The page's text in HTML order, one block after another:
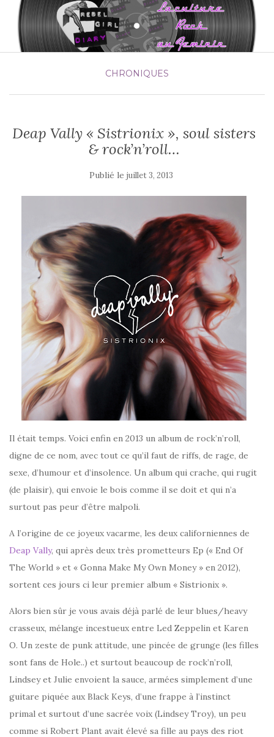
CHRONIQUES
Deap Vally « Sistrionix », soul sisters
& rock’n’roll…
Publié le juillet 3, 2013
Il était temps. Voici enfin en 2013 un album de rock’n’roll,
digne de ce nom, avec tout ce qu’il faut de riffs, de rage, de
sexe, d’humour et d’insolence. Un album qui crache, qui rugit
(de plaisir), qui envoie le bois comme il se doit et qui n’a
surtout pas peur d’être malpoli.
A l’origine de ce joyeux vacarme, les deux californiennes de
Deap Vally, qui après deux très prometteurs Ep (« End Of
The World » et « Gonna Make My Own Money » en 2012),
sortent ces jours ci leur premier album « Sistrionix ».
Alors bien sûr je vous avais déjà parlé de leur blues/heavy
crasseux, mélange incestueux entre Led Zeppelin et Karen
O. Un zeste de punk attitude, une pincée de grunge (les filles
sont fans de Hole..) et surtout beaucoup de rock’n’roll,
Lindsey et Julie envoient la sauce, armées simplement d’une
guitare piquée aux Black Keys, d’une frappe à l’instinct
primal et surtout d’une sacrée voix (Lindsey Troy), un peu
comme si Robert Plant avait élevé sa fille au pays des riot